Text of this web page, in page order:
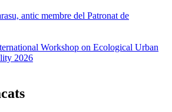
antic membre del Patronat de
Workshop on Ecological Urban
2026